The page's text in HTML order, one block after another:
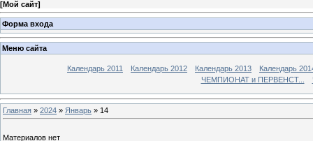
[Мой сайт]
Форма входа
Меню сайта
Календарь 2011 Календарь 2012 Календарь 2013
Календарь
ЧЕМПИОНАТ и ПЕРВЕНСТ...
Главная » 2024 » Январь » 14
Материалов нет